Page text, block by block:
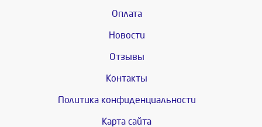
Оплата
Новости
Отзывы
Контакты
Политика конфиденциальности
Карта сайта